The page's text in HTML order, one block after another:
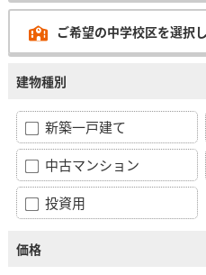
ご希望の中学校区を選択
建物種別
新築一戸建て
中古マンション
投資用
価格